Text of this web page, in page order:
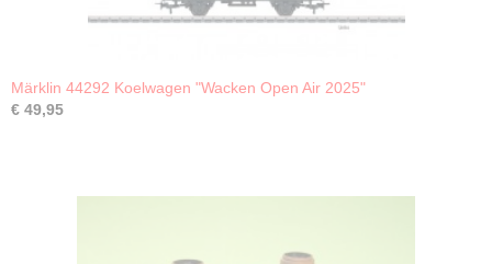
Märklin 44292 Koelwagen "Wacken Open Air 2025"
€ 49,95